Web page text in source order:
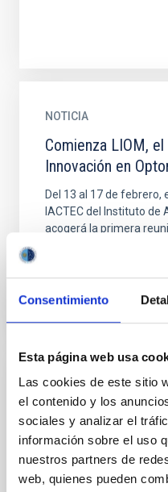
Consentimiento
Esta página web usa
Las cookies de este sitio
el contenido y los
sociales y analizar el
información sobre el uso
nuestros partners de
web, quienes pueden
NOTICIA
Comienza LIOM,
Innovación en
Del 13 al 17 de febrero,
IACTEC del Instituto de
acogerá la primera
PROYECTO
Comunicaciones
FSOC
Bienvenidos al Grupo
Espacio Libre del IAC